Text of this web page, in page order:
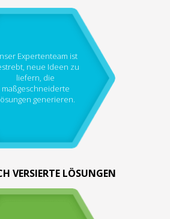
Expertenteam ist
neue Ideen zu
liefern, die
maßgeschneiderte
generieren.
VERSIERTE LÖSUNGEN